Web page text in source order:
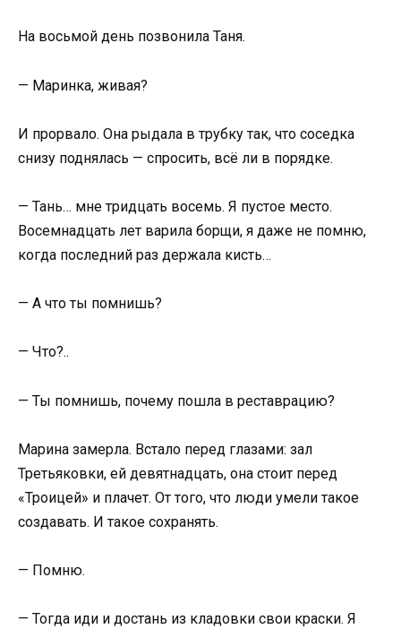
На восьмой день позвонила Таня.
— Маринка, живая?
И прорвало. Она рыдала в трубку так, что соседка
снизу поднялась — спросить, всё ли в порядке.
— Тань… мне тридцать восемь. Я пустое место.
Восемнадцать лет варила борщи, я даже не помню,
когда последний раз держала кисть…
— А что ты помнишь?
— Что?..
— Ты помнишь, почему пошла в реставрацию?
Марина замерла. Встало перед глазами: зал
Третьяковки, ей девятнадцать, она стоит перед
«Троицей» и плачет. От того, что люди умели такое
создавать. И такое сохранять.
— Помню.
— Тогда иди и достань из кладовки свои краски. Я